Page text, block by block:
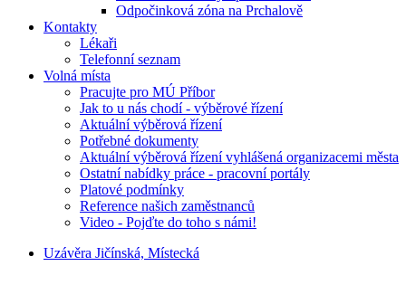
Odpočinková zóna na Prchalově
Kontakty
Lékaři
Telefonní seznam
Volná místa
Pracujte pro MÚ Příbor
Jak to u nás chodí - výběrové řízení
Aktuální výběrová řízení
Potřebné dokumenty
Aktuální výběrová řízení vyhlášená organizacemi města
Ostatní nabídky práce - pracovní portály
Platové podmínky
Reference našich zaměstnanců
Video - Pojďte do toho s námi!
Uzávěra Jičínská, Místecká